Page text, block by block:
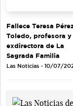
Fallece Teresa
Toledo, profesora y
exdirectora de La
Sagrada Familia
Las Noticias - 10/07/